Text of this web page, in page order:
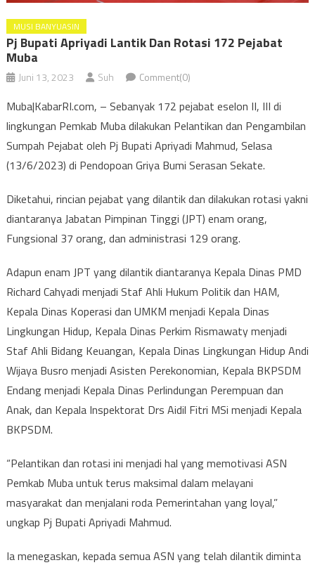
MUSI BANYUASIN
Pj Bupati Apriyadi Lantik Dan Rotasi 172 Pejabat
Muba
Juni 13, 2023 Suh Comment(0)
Muba|KabarRI.com, – Sebanyak 172 pejabat eselon II, III di
lingkungan Pemkab Muba dilakukan Pelantikan dan Pengambilan
Sumpah Pejabat oleh Pj Bupati Apriyadi Mahmud, Selasa
(13/6/2023) di Pendopoan Griya Bumi Serasan Sekate.
Diketahui, rincian pejabat yang dilantik dan dilakukan rotasi yakni
diantaranya Jabatan Pimpinan Tinggi (JPT) enam orang,
Fungsional 37 orang, dan administrasi 129 orang.
Adapun enam JPT yang dilantik diantaranya Kepala Dinas PMD
Richard Cahyadi menjadi Staf Ahli Hukum Politik dan HAM,
Kepala Dinas Koperasi dan UMKM menjadi Kepala Dinas
Lingkungan Hidup, Kepala Dinas Perkim Rismawaty menjadi
Staf Ahli Bidang Keuangan, Kepala Dinas Lingkungan Hidup Andi
Wijaya Busro menjadi Asisten Perekonomian, Kepala BKPSDM
Endang menjadi Kepala Dinas Perlindungan Perempuan dan
Anak, dan Kepala Inspektorat Drs Aidil Fitri MSi menjadi Kepala
BKPSDM.
“Pelantikan dan rotasi ini menjadi hal yang memotivasi ASN
Pemkab Muba untuk terus maksimal dalam melayani
masyarakat dan menjalani roda Pemerintahan yang loyal,”
ungkap Pj Bupati Apriyadi Mahmud.
Ia menegaskan, kepada semua ASN yang telah dilantik diminta